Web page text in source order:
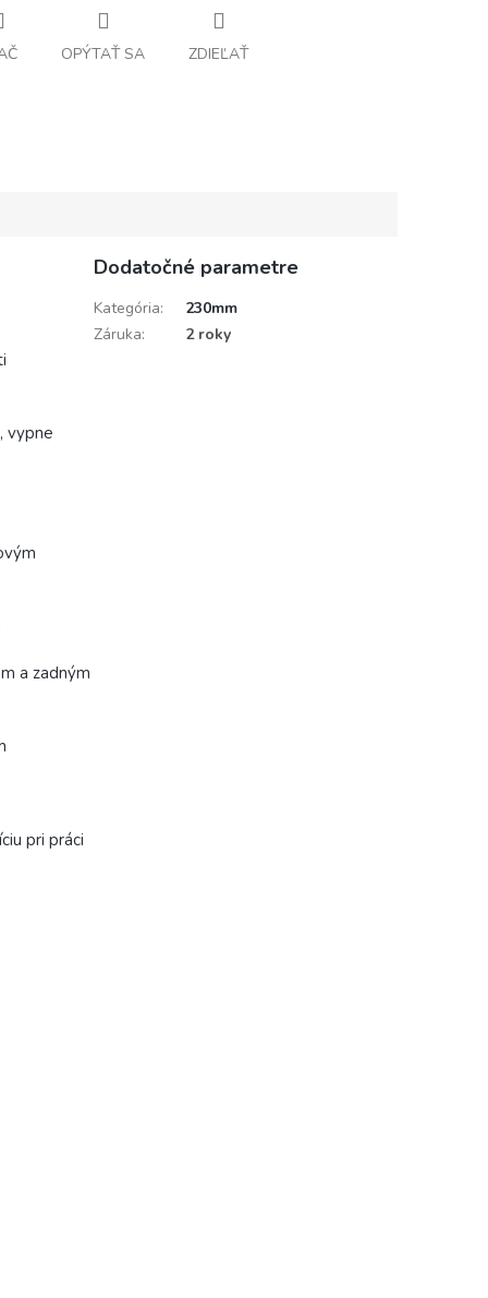
OPÝTAŤ SA ZDIEĽAŤ
vypne
a zadným
pri práci
Dodatočné parametre
Kategória:
230mm
Záruka: 2 roky